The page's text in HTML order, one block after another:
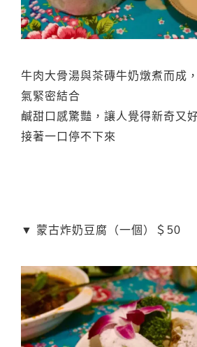
牛肉大骨湯與茶磚牛奶燉煮而成
氣緊密結合
鹹甜口感驚豔，讓人覺得新奇又
接著一口停不下來
▼ 蒙古炸奶豆腐（一個）＄50